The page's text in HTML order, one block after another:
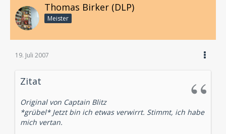
Thomas Birker (DLP)
Meister
19. Juli 2007
Zitat
Original von Captain Blitz
*grübel* Jetzt bin ich etwas verwirrt. Stimmt, ich habe
mich vertan.